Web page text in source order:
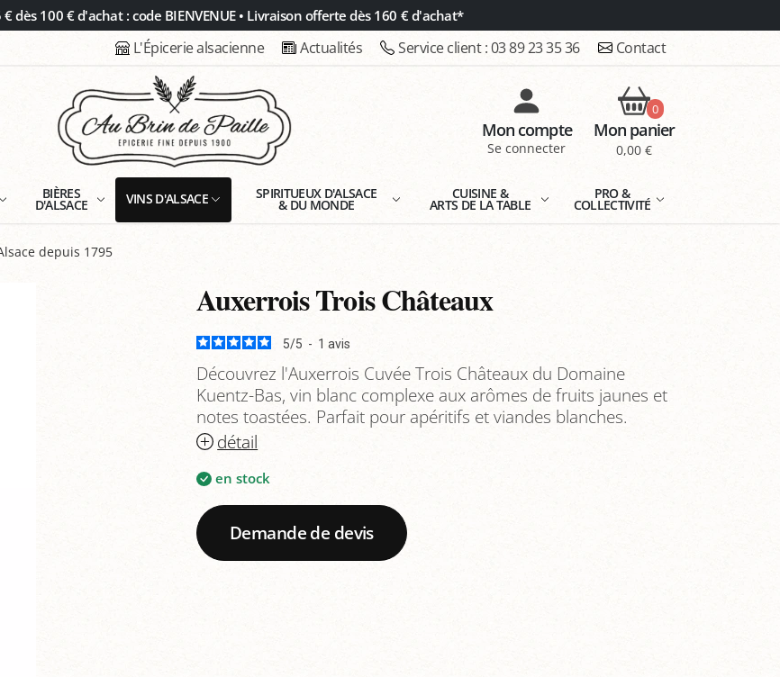
dès 100 € d'achat : code BIENVENUE • Livraison offerte dès 160 € d'achat*
L'Épicerie alsacienne Actualités Service client :03 89 23 35 36 Contact
Mon compte
Se connecter
0
Mon panier
0,00 €
BIÈRES
D'ALSACE VINS D'ALSACE SPIRITUEUX D'ALSACE
& DU MONDE
CUISINE &
ARTS DE LA TABLE
PRO &
COLLECTIVITÉ
depuis 1795
Auxerrois Trois Châteaux
5/5 - 1 avis
Découvrez l'Auxerrois Cuvée Trois Châteaux du Domaine
Kuentz-Bas, vin blanc complexe aux arômes de fruits jaunes et
notes toastées. Parfait pour apéritifs et viandes blanches.
détail
en stock
Demande de devis